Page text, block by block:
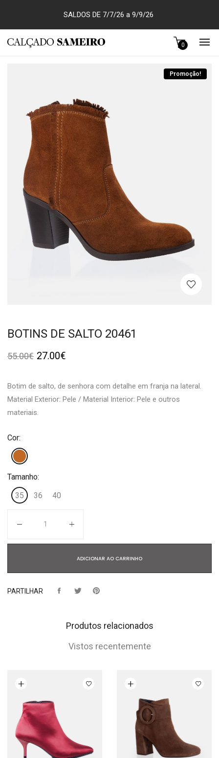
SALDOS DE 7/7/26 a 9/9/26
0
Promoção!
BOTINS DE SALTO 20461
55.00€ 27.00€
Botim de salto, de senhora com detalhe em franja na lateral.
Material Exterior: Pele / Material Interior: Pele e outros
materiais.
Cor:
Tamanho:
35
36 40
ADICIONAR AO CARRINHO
PARTILHAR
Produtos relacionados
Vistos recentemente
opções Ver opções